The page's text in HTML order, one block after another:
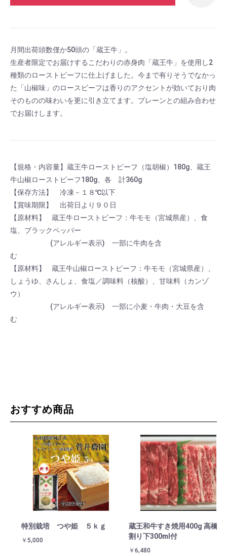
月間出荷頭数僅か50頭の「蔵王牛」。
生産者限定でお届けするこだわりの赤身肉「蔵王牛」を使用し2
種類のローストビーフに仕上げました。今まで有りそうでなかっ
た「山椒味」のロースビーフは香りのアクセントが効いており肉
そのものの味わいを更に引き立てます。プレーンとの組み合わせ
でお届けします。
【規格・内容量】蔵王牛ローストビーフ（塩胡椒）180g、蔵王
牛山椒ローストビーフ180g、各 計360g
【保存方法】 冷凍－１８℃以下
【賞味期限】 出荷日より９０日
【原材料】 蔵王牛ローストビーフ：牛モモ（宮城県産）、食
塩、ブラックペッパー
(アレルギー表示) 一部に牛肉を含
む
【原材料】 蔵王牛山椒ローストビーフ：牛モモ（宮城県産）、
しょうゆ、さんしょ、食塩／調味料（核酸）、甘味料（カンゾ
ウ）
(アレルギー表示) 一部に小麦・牛肉・大豆を含
む
おすすめ商品
特別栽培 つや姫 ５ｋｇ
￥5,000
蔵王和牛すき焼用400g 高橋の
割り下300ml付
￥6,480